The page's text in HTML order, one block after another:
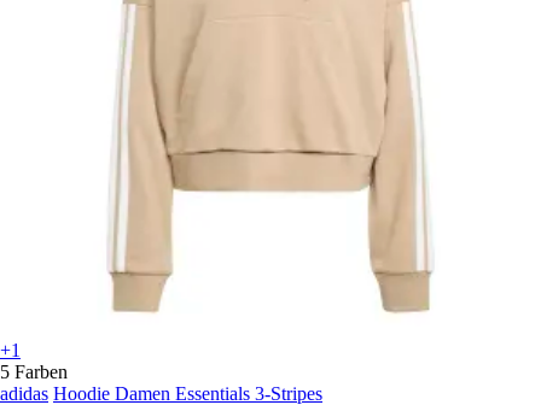
+1
5 Farben
adidas Hoodie Damen Essentials 3-Stripes